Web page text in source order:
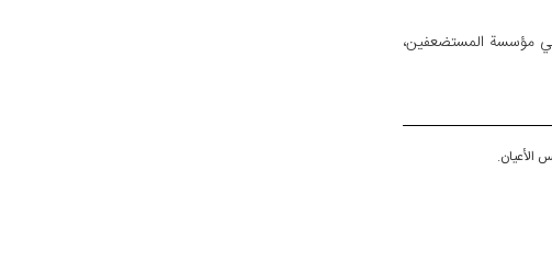
مؤسسة المستضعفين،
الأعيان.